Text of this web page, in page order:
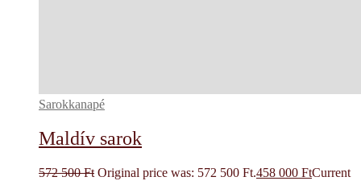
Sarokkanapé
Maldív sarok
572 500Ft Original price was: 572 500 Ft.458 000 FtCurrent